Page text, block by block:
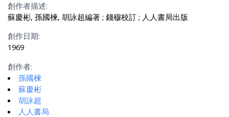
創作者描述:
蘇慶彬, 孫國楝, 胡詠超編著 ; 錢穆校訂 ; 人人書局出版
創作日期:
1969
創作者:
孫國楝
蘇慶彬
胡詠超
人人書局